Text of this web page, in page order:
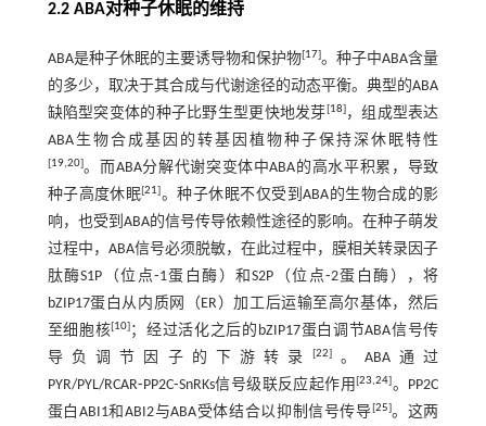
2.2 ABA对种子休眠的维持
ABA是种子休眠的主要诱导物和保护物[17]。种子中ABA含量
的多少，取决于其合成与代谢途径的动态平衡。典型的ABA
缺陷型突变体的种子比野生型更快地发芽[18]，组成型表达
ABA生物合成基因的转基因植物种子保持深休眠特性
[19,20]。而ABA分解代谢突变体中ABA的高水平积累，导致
种子高度休眠[21]。种子休眠不仅受到ABA的生物合成的影
响，也受到ABA的信号传导依赖性途径的影响。在种子萌发
过程中，ABA信号必须脱敏，在此过程中，膜相关转录因子
肽酶S1P（位点⁃1蛋白酶）和S2P（位点⁃2蛋白酶），将
bZIP17蛋白从内质网（ER）加工后运输至高尔基体，然后
至细胞核[10] ；经过活化之后的bZIP17蛋白调节ABA信号传
导负调节因子的下游转录
[22]。ABA通过
PYR/PYL/RCAR⁃PP2C⁃SnRKs信号级联反应起作用[23,24]。PP2C
蛋白ABI1和ABI2与ABA受体结合以抑制信号传导[25]。这两